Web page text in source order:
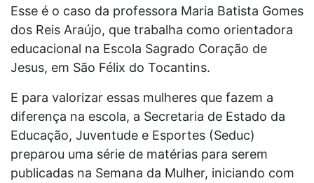
Esse é o caso da professora Maria Batista Gomes
dos Reis Araújo, que trabalha como orientadora
educacional na Escola Sagrado Coração de
Jesus, em São Félix do Tocantins.
E para valorizar essas mulheres que fazem a
diferença na escola, a Secretaria de Estado da
Educação, Juventude e Esportes (Seduc)
preparou uma série de matérias para serem
publicadas na Semana da Mulher, iniciando com